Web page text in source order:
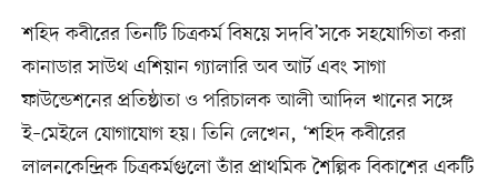
শহিদ কবীরের তিনটি চিত্রকর্ম বিষয়ে সদবি’সকে সহযোগিতা করা
কানাডার সাউথ এশিয়ান গ্যালারি অব আর্ট এবং সাগা
ফাউন্ডেশনের প্রতিষ্ঠাতা ও পরিচালক আলী আদিল খানের সঙ্গে
ই–মেইলে যোগাযোগ হয়। তিনি লেখেন, ‘শহিদ কবীরের
লালনকেন্দ্রিক চিত্রকর্মগুলো তাঁর প্রাথমিক শৈল্পিক বিকাশের একটি